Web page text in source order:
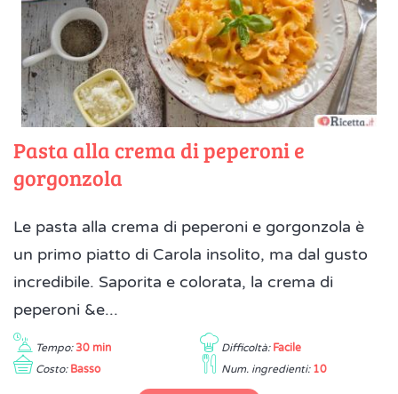
Pasta alla crema di peperoni e
gorgonzola
Le pasta alla crema di peperoni e gorgonzola è
un primo piatto di Carola insolito, ma dal gusto
incredibile. Saporita e colorata, la crema di
peperoni &e...
Tempo: 30 min Difficoltà: Facile
Costo: Basso Num. ingredienti: 10